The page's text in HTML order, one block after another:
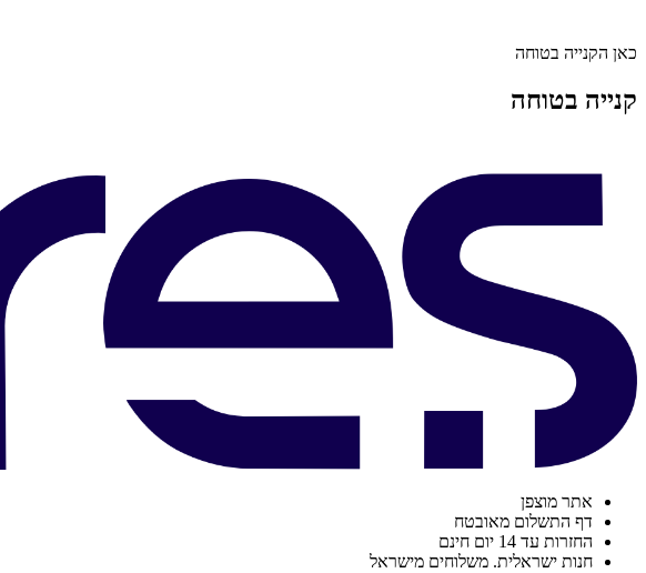
כאן הקנייה בטוחה
קנייה בטוחה
אתר מוצפן
דף התשלום מאובטח
החזרות עד 14 יום חינם
חנות ישראלית. משלוחים מישראל